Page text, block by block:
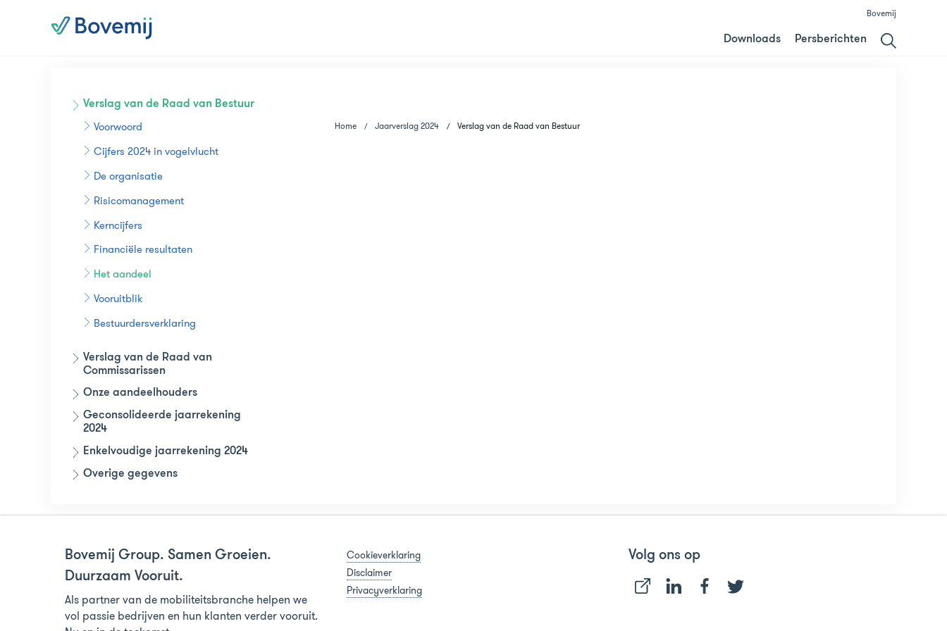
Bovemij
Downloads Persberichten
Verslag van de Raad van Bestuur
Voorwoord
Cijfers 2024 in vogelvlucht
De organisatie
Risicomanagement
Kerncijfers
Financiële resultaten
Het aandeel
Vooruitblik
Bestuurdersverklaring
Verslag van de Raad van
Commissarissen
Onze aandeelhouders
Geconsolideerde jaarrekening
2024
Enkelvoudige jaarrekening 2024
Overige gegevens
Home Jaarverslag 2024 Verslag van de Raad van Bestuur
Bovemij Group. Samen Groeien.
Duurzaam Vooruit.
Als partner van de mobiliteitsbranche helpen we
vol passie bedrijven en hun klanten verder vooruit.
Cookieverklaring
Disclaimer
Privacyverklaring
Volg ons op